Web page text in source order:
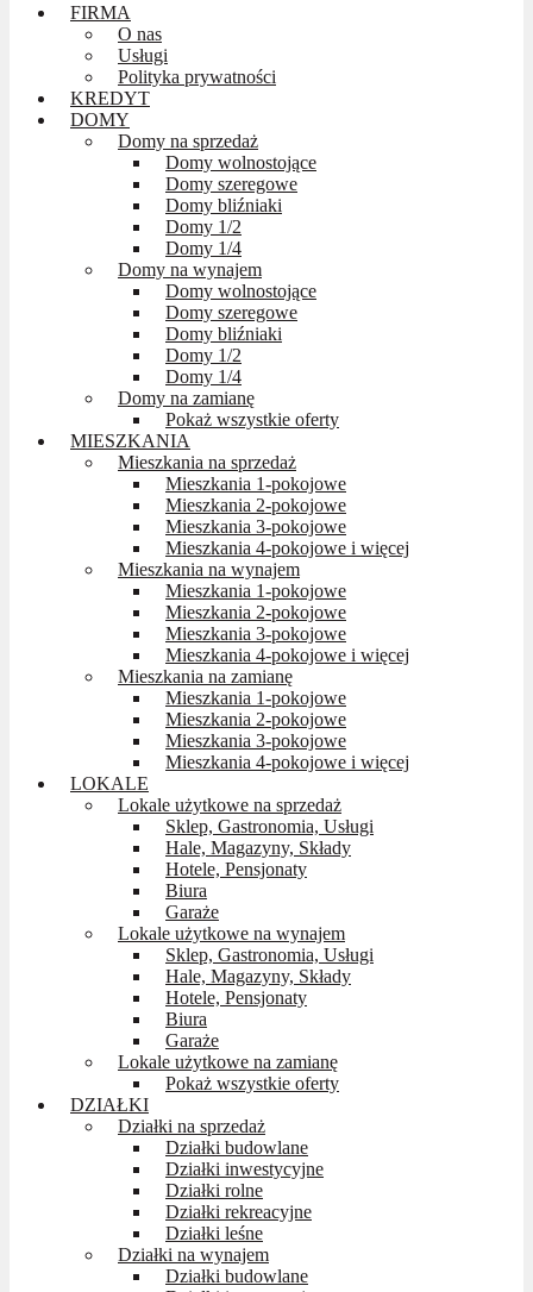
FIRMA
O nas
Usługi
Polityka prywatności
KREDYT
DOMY
Domy na sprzedaż
Domy wolnostojące
Domy szeregowe
Domy bliźniaki
Domy 1/2
Domy 1/4
Domy na wynajem
Domy wolnostojące
Domy szeregowe
Domy bliźniaki
Domy 1/2
Domy 1/4
Domy na zamianę
Pokaż wszystkie oferty
MIESZKANIA
Mieszkania na sprzedaż
Mieszkania 1-pokojowe
Mieszkania 2-pokojowe
Mieszkania 3-pokojowe
Mieszkania 4-pokojowe i więcej
Mieszkania na wynajem
Mieszkania 1-pokojowe
Mieszkania 2-pokojowe
Mieszkania 3-pokojowe
Mieszkania 4-pokojowe i więcej
Mieszkania na zamianę
Mieszkania 1-pokojowe
Mieszkania 2-pokojowe
Mieszkania 3-pokojowe
Mieszkania 4-pokojowe i więcej
LOKALE
Lokale użytkowe na sprzedaż
Sklep, Gastronomia, Usługi
Hale, Magazyny, Składy
Hotele, Pensjonaty
Biura
Garaże
Lokale użytkowe na wynajem
Sklep, Gastronomia, Usługi
Hale, Magazyny, Składy
Hotele, Pensjonaty
Biura
Garaże
Lokale użytkowe na zamianę
Pokaż wszystkie oferty
DZIAŁKI
Działki na sprzedaż
Działki budowlane
Działki inwestycyjne
Działki rolne
Działki rekreacyjne
Działki leśne
Działki na wynajem
Działki budowlane